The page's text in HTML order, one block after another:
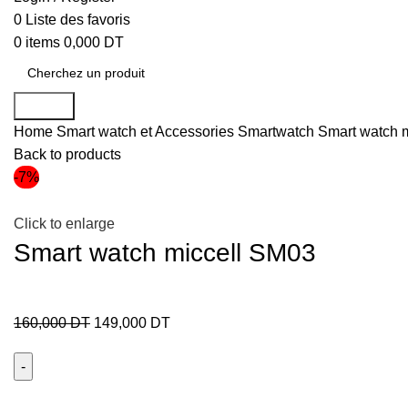
0 Liste des favoris
0 items 0,000 DT
Home Smart watch et Accessories Smartwatch Smart watch
Back to products
-7%
Click to enlarge
Smart watch miccell SM03
160,000DT 149,000 DT